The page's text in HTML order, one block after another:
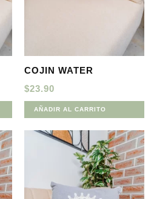
COJIN WATER
$23.90
AÑADIR AL CARRITO